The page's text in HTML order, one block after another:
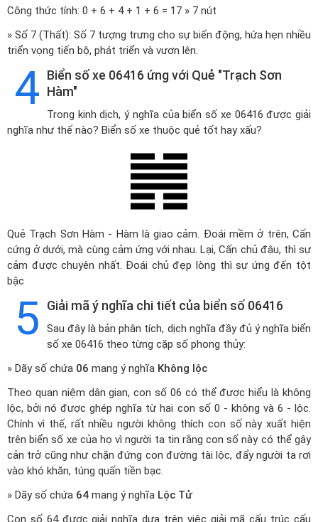
Công thức tính: 0 + 6 + 4 + 1 + 6 = 17 » 7 nút
» Số 7 (Thất): Số 7 tượng trưng cho sự biến động, hứa hẹn nhiều
triển vọng tiến bộ, phát triển và vươn lên.
4 Biển số xe 06416 ứng với Quẻ "Trạch Sơn
Hàm"
Trong kinh dịch, ý nghĩa của biển số xe 06416 được giải
nghĩa như thế nào? Biển số xe thuộc quẻ tốt hay xấu?
Quẻ Trạch Sơn Hàm - Hàm là giao cảm. Đoái mềm ở trên, Cấn
cứng ở dưới, mà cùng cảm ứng với nhau. Lại, Cấn chủ đậu, thì sự
cảm được chuyên nhất. Đoái chủ đẹp lòng thì sự ứng đến tột
bậc
5 Giải mã ý nghĩa chi tiết của biển số 06416
Sau đây là bản phân tích, dịch nghĩa đầy đủ ý nghĩa biển
số xe 06416 theo từng cặp số phong thủy:
» Dãy số chứa 06 mang ý nghĩa Không lộc
Theo quan niệm dân gian, con số 06 có thể được hiểu là không
lộc, bởi nó được ghép nghĩa từ hai con số 0 - không và 6 - lộc.
Chính vì thế, rất nhiều người không thích con số này xuất hiện
trên biển số xe của họ vì người ta tin rằng con số này có thể gây
cản trở cũng như chặn đứng con đường tài lộc, đẩy người ta rơi
vào khó khăn, túng quấn tiền bạc.
» Dãy số chứa 64 mang ý nghĩa Lộc Tử
Con số 64 được giải nghĩa dựa trên việc giải mã cấu trúc cấu